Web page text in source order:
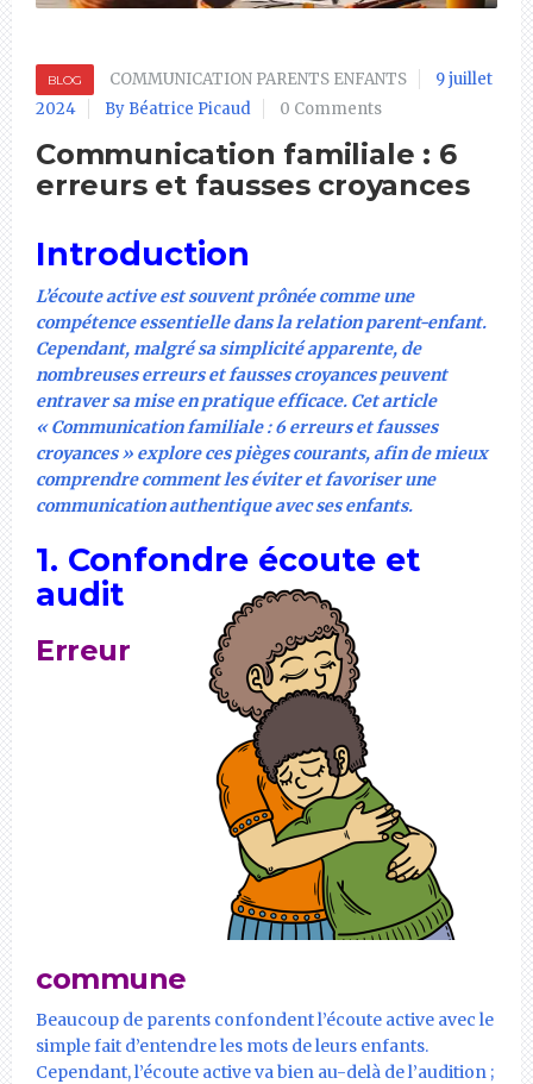
BLOG COMMUNICATION PARENTS ENFANTS
9 juillet
2024
By Béatrice Picaud 0 Comments
Communication familiale : 6
erreurs et fausses croyances
Introduction
L’écoute active est souvent prônée comme une
compétence essentielle dans la relation parent-enfant.
Cependant, malgré sa simplicité apparente, de
nombreuses erreurs et fausses croyances peuvent
entraver sa mise en pratique efficace. Cet article
« Communication familiale : 6 erreurs et fausses
croyances » explore ces pièges courants, afin de mieux
comprendre comment les éviter et favoriser une
communication authentique avec ses enfants.
1. Confondre écoute et
audit
Erreur
commune
Beaucoup de parents confondent l’écoute active avec le
simple fait d’entendre les mots de leurs enfants.
Cependant, l’écoute active va bien au-delà de l’audition ;